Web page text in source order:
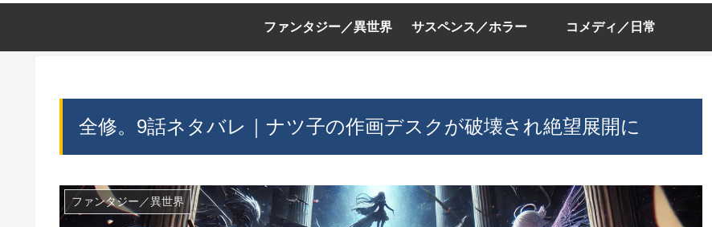
ファンタジー／異世界 サスペンス／ホラー コメディ／日常
全修。9話ネタバレ｜ナツ子の作画デスクが破壊され絶望展開に
ファンタジー／異世界